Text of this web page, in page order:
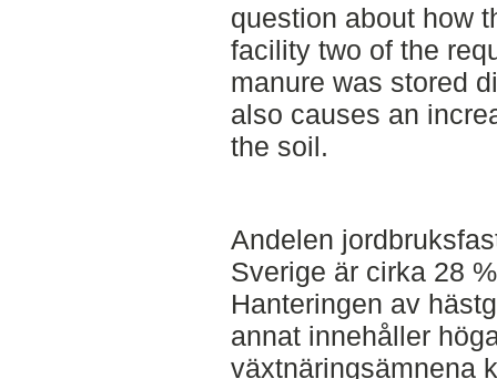
question about how
facility two of the
manure was stored
also causes an
the soil.
Andelen
Sverige är cirka 28
Hanteringen av
annat innehåller
växtnäringsämnena